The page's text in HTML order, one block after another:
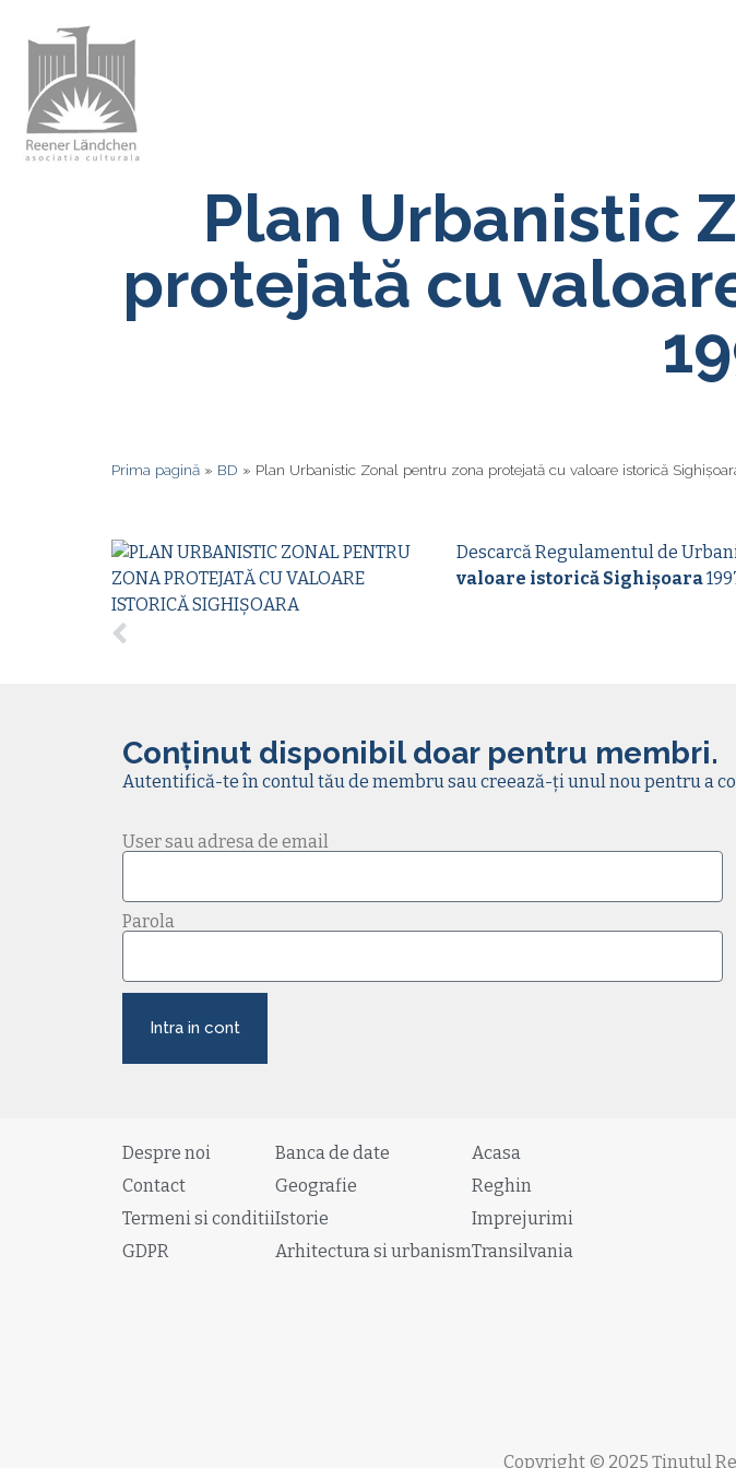
Plan Urbanistic
protejată cu
Prima pagină » BD » Plan Urbanistic Zonal pentru zona protejată cu valoare istorică
Descarcă Regulamentul de
valoare istorică Sighișoara
Conținut disponibil doar pentru membri.
Autentifică-te în contul tău de membru sau creează-ți unul nou pentru a
User sau adresa de email
Parola
Intra in cont
Despre noi
Contact
Termeni si conditii
GDPR
Banca de date
Geografie
Istorie
Arhitectura si urbanism
Acasa
Reghin
Imprejurimi
Transilvania
Copyright © 2025 Ținutul